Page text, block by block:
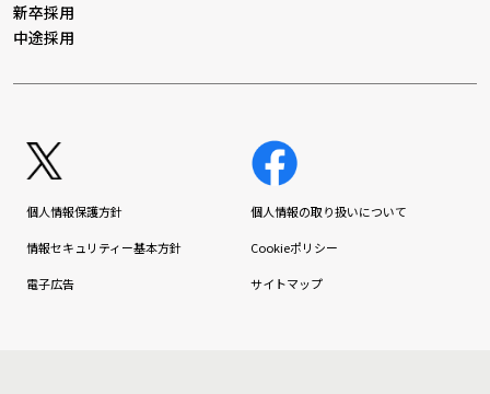
新卒採用
中途採用
個人情報保護方針 個人情報の取り扱いについて
情報セキュリティー基本方針 Cookieポリシー
電子広告 サイトマップ